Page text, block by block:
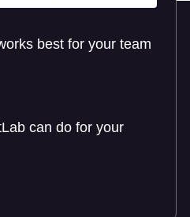
best for your team
can do for your